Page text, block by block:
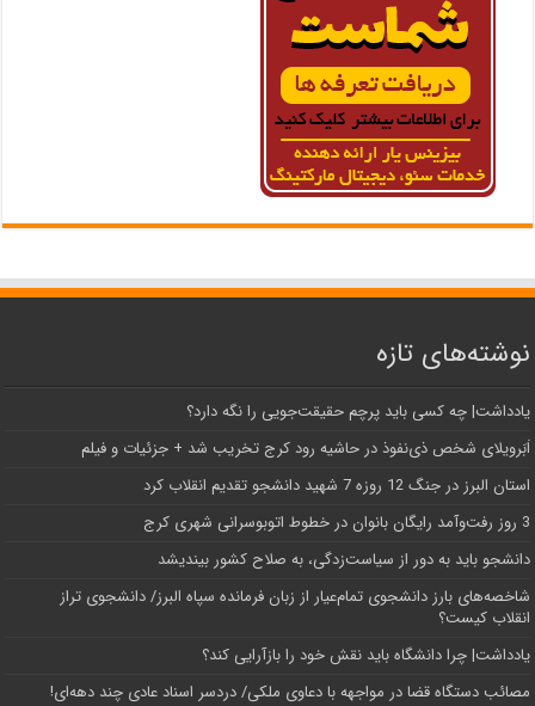
نوشته‌های تازه
یادداشت| ‌چه کسی باید پرچم حقیقت‌جویی را نگه دارد؟
اَبَر‌ویلای شخص ذی‌نفوذ در حاشیه‌ رود کرج تخریب شد + جزئیات و فیلم
استان البرز در جنگ 12 روزه 7 شهید دانشجو تقدیم انقلاب کرد
3 روز رفت‌وآمد رایگان بانوان در خطوط اتوبوسرانی شهری کرج
دانشجو باید به دور از سیاست‌زدگی، به صلاح کشور بیندیشد
شاخصه‌های بارز دانشجوی تمام‌عیار از زبان فرمانده سپاه البرز/ دانشجوی تراز
انقلاب کیست؟
یادداشت| چرا دانشگاه باید نقش خود را بازآرایی کند؟
مصائب دستگاه قضا در مواجهه با دعاوی ملکی/ دردسر اسناد عادی چند‌ دهه‌ای!